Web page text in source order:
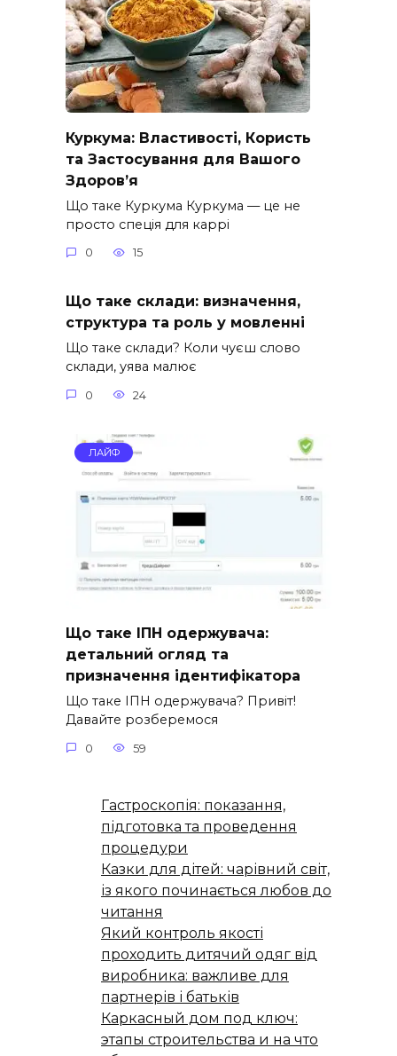
Куркума: Властивості, Користь
та Застосування для Вашого
Здоров’я
Що таке Куркума Куркума — це не
просто спеція для каррі
0 15
Що таке склади: визначення,
структура та роль у мовленні
Що таке склади? Коли чуєш слово
склади, уява малює
0 24
ЛАЙФ
Що таке ІПН одержувача:
детальний огляд та
призначення ідентифікатора
Що таке ІПН одержувача? Привіт!
Давайте розберемося
0 59
Гастроскопія: показання,
підготовка та проведення
процедури
Казки для дітей: чарівний світ,
із якого починається любов до
читання
Який контроль якості
проходить дитячий одяг від
виробника: важливе для
партнерів і батьків
Каркасный дом под ключ:
этапы строительства и на что